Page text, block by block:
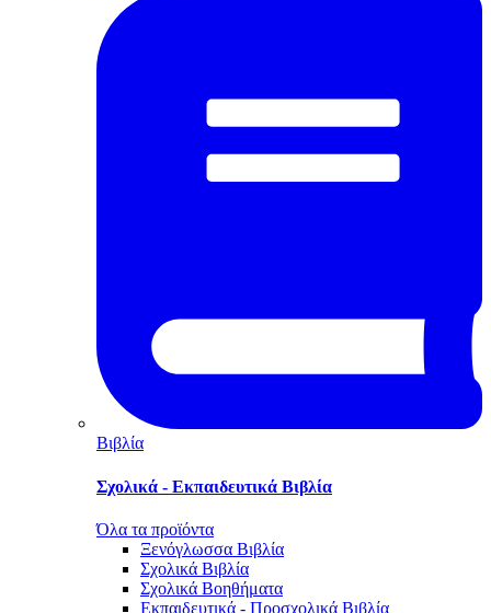
Βιβλία
Σχολικά - Εκπαιδευτικά Βιβλία
Όλα τα προϊόντα
Ξενόγλωσσα Βιβλία
Σχολικά Βιβλία
Σχολικά Βοηθήματα
Εκπαιδευτικά - Προσχολικά Βιβλία